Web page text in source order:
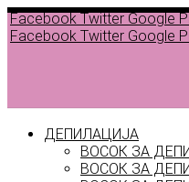
Facebook Twitter Google
Facebook Twitter Google
ДЕПИЛАЦИЈА
ВОСОК ЗА
ВОСОК ЗА